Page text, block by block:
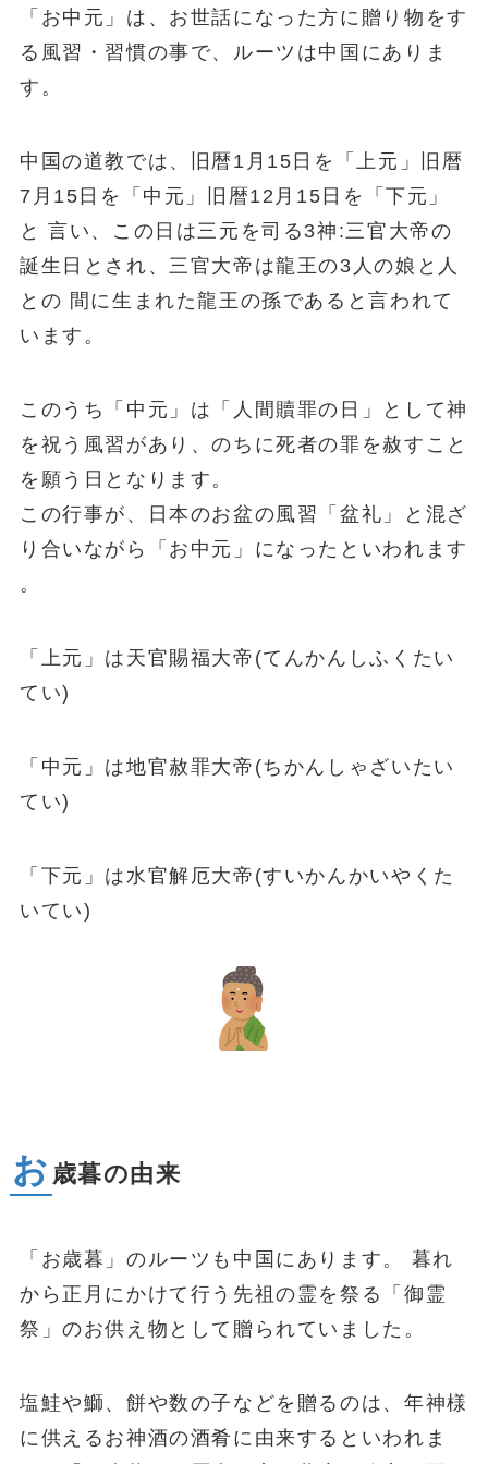
「お中元」は、お世話になった方に贈り物をす
る風習・習慣の事で、ルーツは中国にありま
す。
中国の道教では、旧暦1月15日を「上元」旧暦
7月15日を「中元」旧暦12月15日を「下元」
と 言い、この日は三元を司る3神:三官大帝の
誕生日とされ、三官大帝は龍王の3人の娘と人
との 間に生まれた龍王の孫であると言われて
います。
このうち「中元」は「人間贖罪の日」として神
を祝う風習があり、のちに死者の罪を赦すこと
を願う日となります。
この行事が、日本のお盆の風習「盆礼」と混ざ
り合いながら「お中元」になったといわれます
。
「上元」は天官賜福大帝(てんかんしふくたい
てい)
「中元」は地官赦罪大帝(ちかんしゃざいたい
てい)
「下元」は水官解厄大帝(すいかんかいやくた
いてい)
お 歳暮の由来
「お歳暮」のルーツも中国にあります。 暮れ
から正月にかけて行う先祖の霊を祭る「御霊
祭」のお供え物として贈られていました。
塩鮭や鰤、餅や数の子などを贈るのは、年神様
に供えるお神酒の酒肴に由来するといわれま